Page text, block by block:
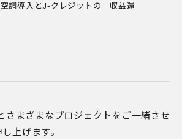
調導入とJ-クレジットの「収益還
まざまなプロジェクトをご一緒させ
上げます。